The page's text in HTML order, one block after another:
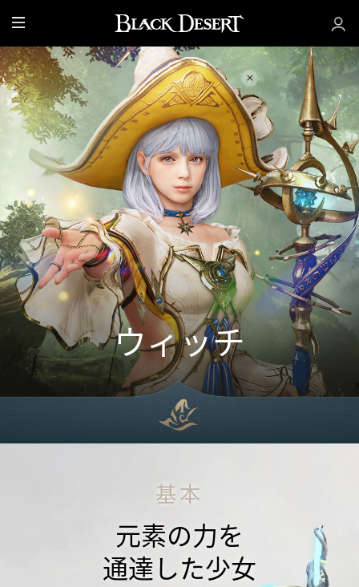
全
体
ウィッチ
基本
元素の力を
通達した少女